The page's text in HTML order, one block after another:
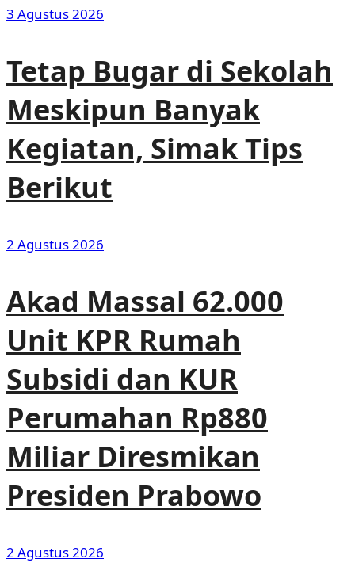
3 Agustus 2026
Tetap Bugar di Sekolah
Meskipun Banyak
Kegiatan, Simak Tips
Berikut
2 Agustus 2026
Akad Massal 62.000
Unit KPR Rumah
Subsidi dan KUR
Perumahan Rp880
Miliar Diresmikan
Presiden Prabowo
2 Agustus 2026